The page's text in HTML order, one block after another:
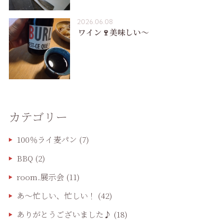
2026.06.08
ワイン🍷美味しい〜
カテゴリー
100％ライ麦パン (7)
BBQ (2)
room.展示会(11)
あ〜忙しい、忙しい！ (42)
ありがとうございました♪ (18)